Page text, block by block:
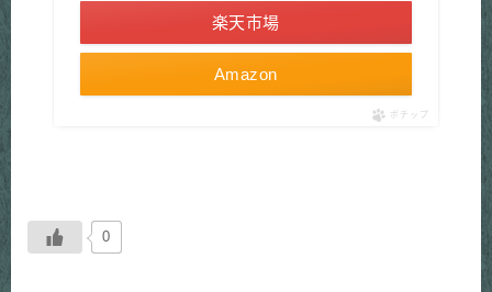
Amazon
楽天市場
ポチップ
0